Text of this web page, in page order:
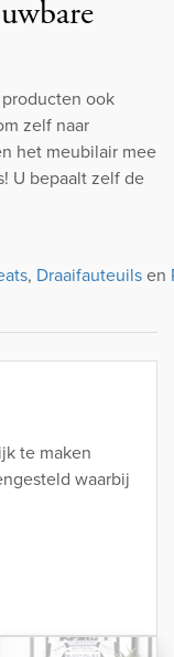
ook
zelf naar
het meubilair mee
U bepaalt zelf de
, Draaifauteuilsen
te maken
waarbij